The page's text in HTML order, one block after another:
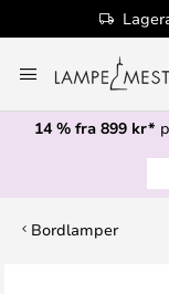
til
innhold
14 % fra 899 kr*
Bordlamper